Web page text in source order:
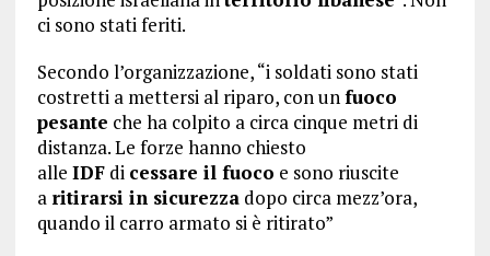
ci sono stati feriti.
Secondo l’organizzazione, “i soldati sono stati
costretti a mettersi al riparo, con unfuoco
pesante che ha colpito a circa cinque metri di
distanza. Le forze hanno chiesto
alle IDFdi cessare il fuoco e sono riuscite
a ritirarsi in sicurezzadopo circa mezz’ora,
quando il carro armato si è ritirato”